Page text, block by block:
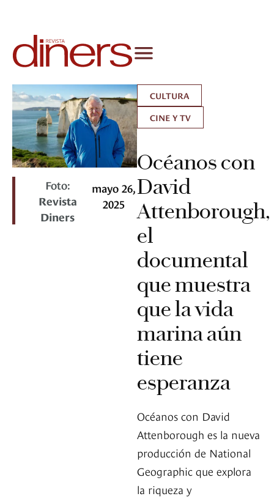
Foto:
Revista
Diners
mayo 26,
2025
CULTURA
CINE Y TV
Océanos con
David
Attenborough,
el
documental
que muestra
que la vida
marina aún
tiene
esperanza
Océanos con David
Attenborough es la nueva
producción de National
Geographic que explora
la riqueza y